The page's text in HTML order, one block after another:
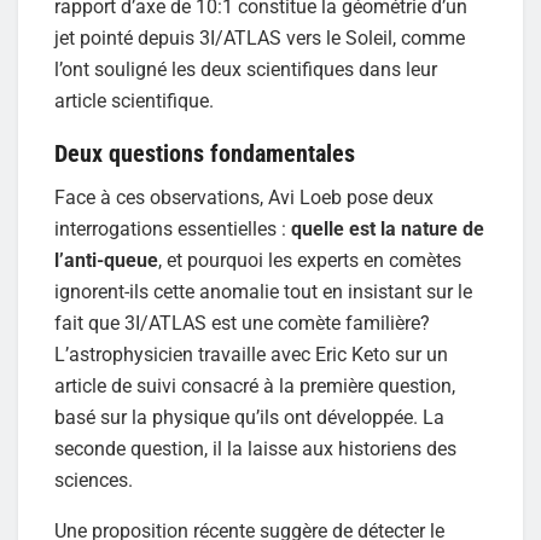
rapport d’axe de 10:1 constitue la géométrie d’un
jet pointé depuis 3I/ATLAS vers le Soleil, comme
l’ont souligné les deux scientifiques dans leur
article scientifique.
Deux questions fondamentales
Face à ces observations, Avi Loeb pose deux
interrogations essentielles : quelle est la nature de
l’anti-queue, et pourquoi les experts en comètes
ignorent-ils cette anomalie tout en insistant sur le
fait que 3I/ATLAS est une comète familière?
L’astrophysicien travaille avec Eric Keto sur un
article de suivi consacré à la première question,
basé sur la physique qu’ils ont développée. La
seconde question, il la laisse aux historiens des
sciences.
Une proposition récente suggère de détecter le